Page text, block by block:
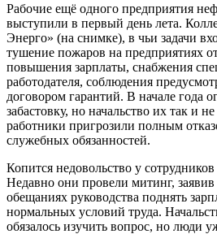
Рабочие ещё одного предприятия
выступили в первый день лета.
Энерго» (на снимке), в чьи задачи
тушение пожаров на предприятиях
повышения зарплаты, снабжения
работодателя, соблюдения
договором гарантий. В начале года
забастовку, но начальство их так и
работники пригрозили полным
служебных обязанностей.
Копится недовольство у
Недавно они провели митинг,
обещаниях руководства поднять
нормальных условий труда.
обязалось изучить вопрос, но люди